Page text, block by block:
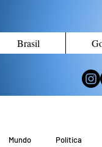
Brasil
Mundo Política